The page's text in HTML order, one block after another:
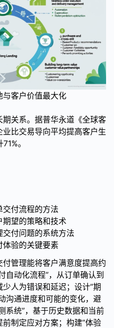
客户价值最大化
关系。据普华永道《全球客
比交易导向平均提高客户生
。
付流程的方法
望的策略和技术
付问题的系统方法
体验的关键要素
管理能将客户满意度提高约
自动化流程”，从订单确认到
人为错误和延迟；设计”期
沟通进度和可能的变化，避
系统”，基于历史数据和当前
制定应对方案；构建”体验